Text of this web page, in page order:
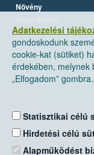
Adatkezelési
gondoskodunk
cookie-kat (sütiket)
érdekében, melynek
„Elfogadom” gombra.
Statisztikai célú
Hirdetési célú
Alapműködést
Növény